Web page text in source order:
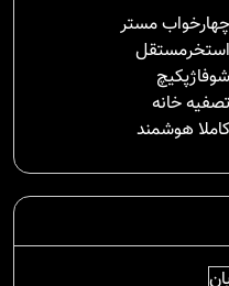
چهارخواب مستر
استخرمستقل
شوفاژپکیچ
تصفیه خانه
کاملا هوشمند